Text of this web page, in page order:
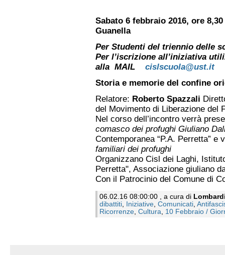
Sabato 6 febbraio 2016, ore
Guanella
Per Studenti del triennio delle
Per l’iscrizione all’iniziativa
alla MAIL cislscuola@ust.it
Storia e memorie del confine
Relatore: Roberto Spazzali
del Movimento di Liberazione del
Nel corso dell’incontro verrà
comasco dei profughi Giuliano
Contemporanea “P.A. Perretta” e
familiari dei profughi
Organizzano Cisl dei Laghi,
Perretta", Associazione giuliano
Con il Patrocinio del Comune di
06.02.16 08:00:00 , a cura di
dibattiti Iniziative Comunicati
Ricorrenze Cultura 10 Febbraio /